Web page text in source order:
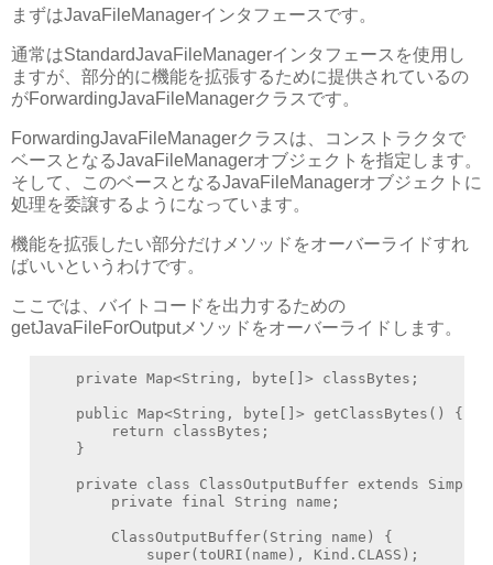
まずはJavaFileManagerインタフェースです。
通常はStandardJavaFileManagerインタフェースを使用し
ますが、部分的に機能を拡張するために提供されているの
がForwardingJavaFileManagerクラスです。
ForwardingJavaFileManagerクラスは、コンストラクタで
ベースとなるJavaFileManagerオブジェクトを指定します。
そして、このベースとなるJavaFileManagerオブジェクトに
処理を委譲するようになっています。
機能を拡張したい部分だけメソッドをオーバーライドすれ
ばいいというわけです。
ここでは、バイトコードを出力するための
getJavaFileForOutputメソッドをオーバーライドします。
    private Map<String, byte[]> classBytes;
    public Map<String, byte[]> getClassBytes() {
        return classBytes;
    }
private class ClassOutputBuffer extends
        private final String name;
        ClassOutputBuffer(String name) {
            super(toURI(name), Kind.CLASS);